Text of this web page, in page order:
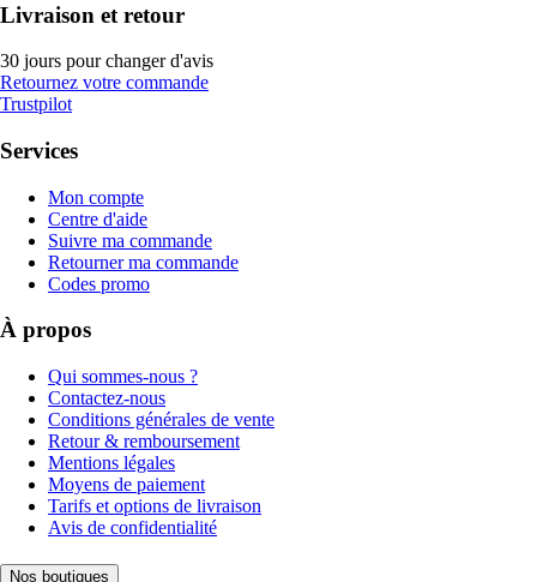
Livraison et retour
30 jours pour changer d'avis
Retournez votre commande
Trustpilot
Services
Mon compte
Centre d'aide
Suivre ma commande
Retourner ma commande
Codes promo
À propos
Qui sommes-nous ?
Contactez-nous
Conditions générales de vente
Retour & remboursement
Mentions légales
Moyens de paiement
Tarifs et options de livraison
Avis de confidentialité
Nos boutiques